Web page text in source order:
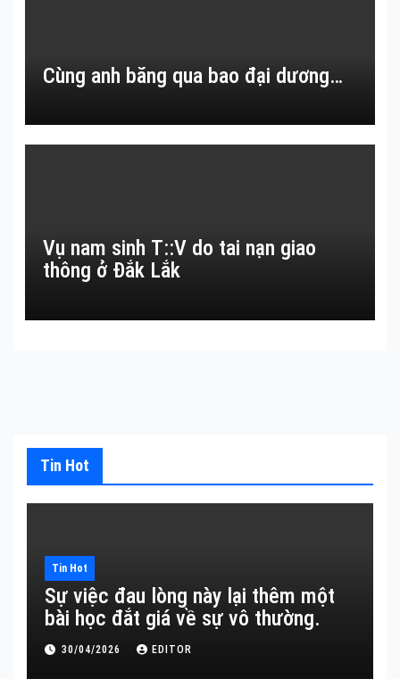
Cùng anh băng qua bao đại dương…
Vụ nam sinh T::V do tai nạn giao
thông ở Đắk Lắk
Tin Hot
Tin Hot
Sự việc đau lòng này lại thêm một
bài học đắt giá về sự vô thường.
30/04/2026 EDITOR